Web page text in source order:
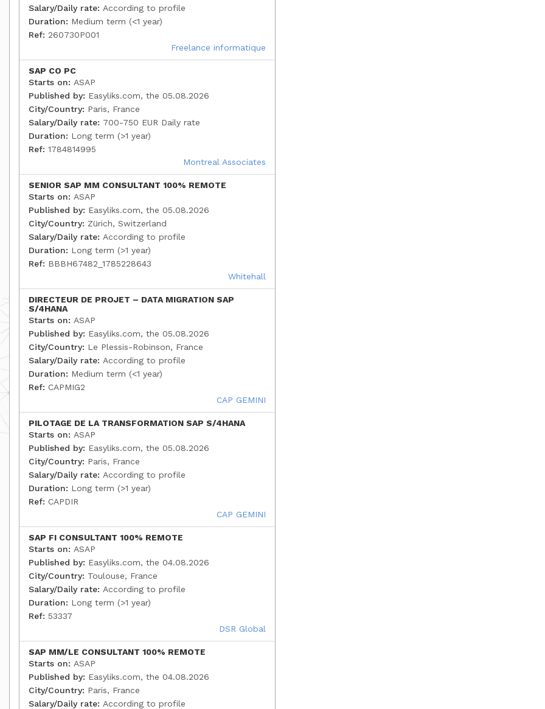
Salary/Daily rate: According to profile
Duration: Medium term (<1 year)
Ref: 260730P001
Freelance informatique
SAP CO PC
Starts on: ASAP
Published by: Easyliks.com, the 05.08.2026
City/Country: Paris, France
Salary/Daily rate: 700-750 EUR Daily rate
Duration: Long term (>1 year)
Ref: 1784814995
Montreal Associates
SENIOR SAP MM CONSULTANT 100% REMOTE
Starts on: ASAP
Published by: Easyliks.com, the 05.08.2026
City/Country: Zürich, Switzerland
Salary/Daily rate: According to profile
Duration: Long term (>1 year)
Ref: BBBH67482_1785228643
Whitehall
DIRECTEUR DE PROJET – DATA MIGRATION SAP
S/4HANA
Starts on: ASAP
Published by: Easyliks.com, the 05.08.2026
City/Country: Le Plessis-Robinson, France
Salary/Daily rate: According to profile
Duration: Medium term (<1 year)
Ref: CAPMIG2
CAP GEMINI
PILOTAGE DE LA TRANSFORMATION SAP S/4HANA
Starts on: ASAP
Published by: Easyliks.com, the 05.08.2026
City/Country: Paris, France
Salary/Daily rate: According to profile
Duration: Long term (>1 year)
Ref: CAPDIR
CAP GEMINI
SAP FI CONSULTANT 100% REMOTE
Starts on: ASAP
Published by: Easyliks.com, the 04.08.2026
City/Country: Toulouse, France
Salary/Daily rate: According to profile
Duration: Long term (>1 year)
Ref: 53337
DSR Global
SAP MM/LE CONSULTANT 100% REMOTE
Starts on: ASAP
Published by: Easyliks.com, the 04.08.2026
City/Country: Paris, France
Salary/Daily rate: According to profile